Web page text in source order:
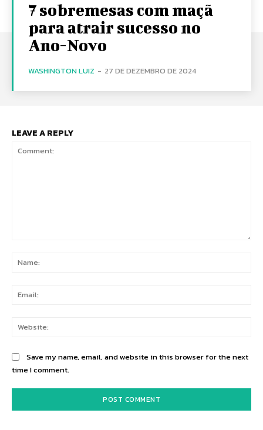
7 sobremesas com maçã
para atrair sucesso no
Ano-Novo
WASHINGTON LUIZ - 27 DE DEZEMBRO DE 2024
LEAVE A REPLY
Save my name, email, and website in this browser for the next
time I comment.